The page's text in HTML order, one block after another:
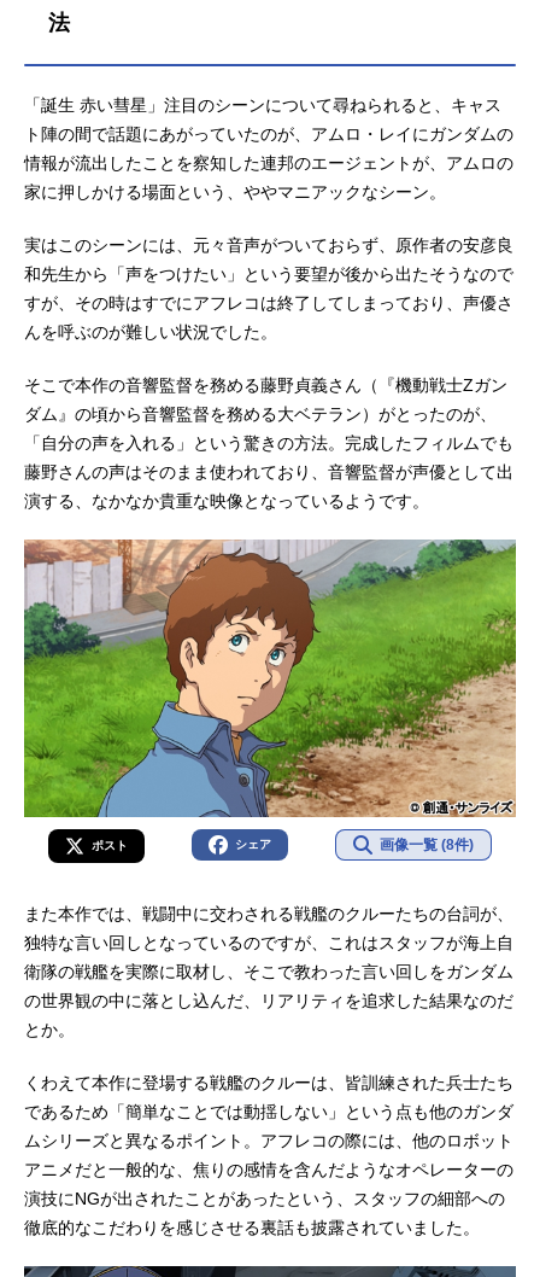
法
「誕生 赤い彗星」注目のシーンについて尋ねられると、キャス
ト陣の間で話題にあがっていたのが、アムロ・レイにガンダムの
情報が流出したことを察知した連邦のエージェントが、アムロの
家に押しかける場面という、ややマニアックなシーン。
実はこのシーンには、元々音声がついておらず、原作者の安彦良
和先生から「声をつけたい」という要望が後から出たそうなので
すが、その時はすでにアフレコは終了してしまっており、声優さ
んを呼ぶのが難しい状況でした。
そこで本作の音響監督を務める藤野貞義さん（『機動戦士Ζガン
ダム』の頃から音響監督を務める大ベテラン）がとったのが、
「自分の声を入れる」という驚きの方法。完成したフィルムでも
藤野さんの声はそのまま使われており、音響監督が声優として出
演する、なかなか貴重な映像となっているようです。
ポスト シェア 画像一覧 (8件)
また本作では、戦闘中に交わされる戦艦のクルーたちの台詞が、
独特な言い回しとなっているのですが、これはスタッフが海上自
衛隊の戦艦を実際に取材し、そこで教わった言い回しをガンダム
の世界観の中に落とし込んだ、リアリティを追求した結果なのだ
とか。
くわえて本作に登場する戦艦のクルーは、皆訓練された兵士たち
であるため「簡単なことでは動揺しない」という点も他のガンダ
ムシリーズと異なるポイント。アフレコの際には、他のロボット
アニメだと一般的な、焦りの感情を含んだようなオペレーターの
演技にNGが出されたことがあったという、スタッフの細部への
徹底的なこだわりを感じさせる裏話も披露されていました。